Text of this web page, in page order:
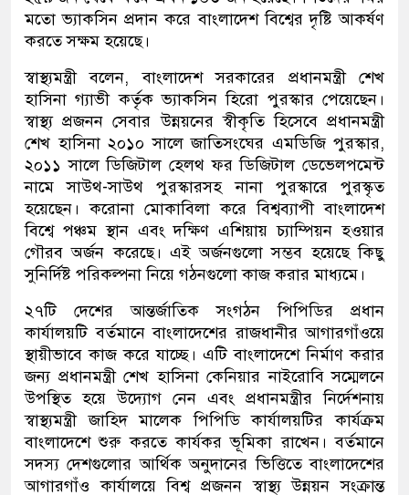
মতো ভ্যাকসিন প্রদান করে বাংলাদেশ বিশ্বের দৃষ্টি আকর্ষণ
করতে সক্ষম হয়েছে।
স্বাস্থ্যমন্ত্রী বলেন, বাংলাদেশ সরকারের প্রধানমন্ত্রী শেখ
হাসিনা গ্যাভী কর্তৃক ভ্যাকসিন হিরো পুরস্কার পেয়েছেন।
স্বাস্থ্য প্রজনন সেবার উন্নয়নের স্বীকৃতি হিসেবে প্রধানমন্ত্রী
শেখ হাসিনা ২০১০ সালে জাতিসংঘের এমডিজি পুরস্কার,
২০১১ সালে ডিজিটাল হেলথ ফর ডিজিটাল ডেভেলপমেন্ট
নামে সাউথ-সাউথ পুরস্কারসহ নানা পুরস্কারে পুরস্কৃত
হয়েছেন। করোনা মোকাবিলা করে বিশ্বব্যাপী বাংলাদেশ
বিশ্বে পঞ্চম স্থান এবং দক্ষিণ এশিয়ায় চ্যাম্পিয়ন হওয়ার
গৌরব অর্জন করেছে। এই অর্জনগুলো সম্ভব হয়েছে কিছু
সুনির্দিষ্ট পরিকল্পনা নিয়ে গঠনগুলো কাজ করার মাধ্যমে।
২৭টি দেশের আন্তর্জাতিক সংগঠন পিপিডির প্রধান
কার্যালয়টি বর্তমানে বাংলাদেশের রাজধানীর আগারগাঁওয়ে
স্থায়ীভাবে কাজ করে যাচ্ছে। এটি বাংলাদেশে নির্মাণ করার
জন্য প্রধানমন্ত্রী শেখ হাসিনা কেনিয়ার নাইরোবি সম্মেলনে
উপস্থিত হয়ে উদ্যোগ নেন এবং প্রধানমন্ত্রীর নির্দেশনায়
স্বাস্থ্যমন্ত্রী জাহিদ মালেক পিপিডি কার্যালয়টির কার্যক্রম
বাংলাদেশে শুরু করতে কার্যকর ভূমিকা রাখেন। বর্তমানে
সদস্য দেশগুলোর আর্থিক অনুদানের ভিত্তিতে বাংলাদেশের
আগারগাঁও কার্যালয়ে বিশ্ব প্রজনন স্বাস্থ্য উন্নয়ন সংক্রান্ত